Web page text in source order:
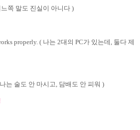
느쪽 말도 진실이 아니다 )
properly. ( 나는 2대의 PC가 있는데, 둘다 제
는 술도 안 마시고, 담배도 안 피워 )